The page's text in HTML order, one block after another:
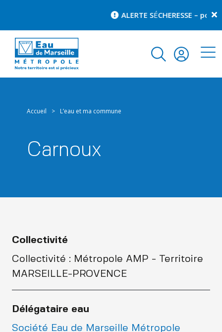
ALERTE SÉCHERESSE –
Accueil > L’eau et ma commune
Carnoux
Collectivité
Collectivité : Métropole AMP - Territoire
MARSEILLE-PROVENCE
Délégataire eau
Société Eau de Marseille Métropole